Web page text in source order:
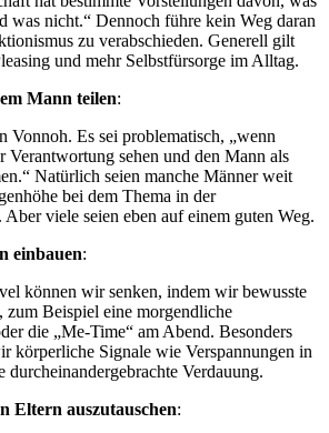
was nicht.“ Dennoch führe kein Weg daran
zu verabschieden. Generell gilt
und mehr Selbstfürsorge im Alltag.
Mann teilen:
Vonnoh. Es sei problematisch, „wenn
Verantwortung sehen und den Mann als
Natürlich seien manche Männer weit
bei dem Thema in der
viele seien eben auf einem guten Weg.
einbauen:
können wir senken, indem wir bewusste
zum Beispiel eine morgendliche
die „Me-Time“ am Abend. Besonders
körperliche Signale wie Verspannungen in
durcheinandergebrachte Verdauung.
Eltern auszutauschen: